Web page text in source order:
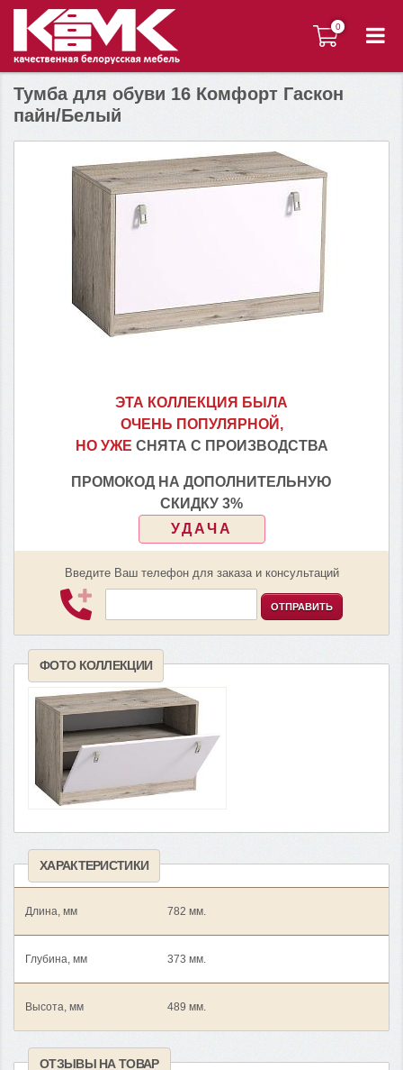
0
0
Тумба для обуви 16 Комфорт Гаскон
пайн/Белый
ЭТА КОЛЛЕКЦИЯ БЫЛА
ОЧЕНЬ ПОПУЛЯРНОЙ,
НО УЖЕ СНЯТА С ПРОИЗВОДСТВА
ПРОМОКОД НА ДОПОЛНИТЕЛЬНУЮ
СКИДКУ 3%
УДАЧА
Введите Ваш телефон для заказа и консультаций
ОТПРАВИТЬ
ФОТО КОЛЛЕКЦИИ
ХАРАКТЕРИСТИКИ
Длина, мм 782 мм.
Глубина, мм 373 мм.
Высота, мм 489 мм.
ОТЗЫВЫ НА ТОВАР